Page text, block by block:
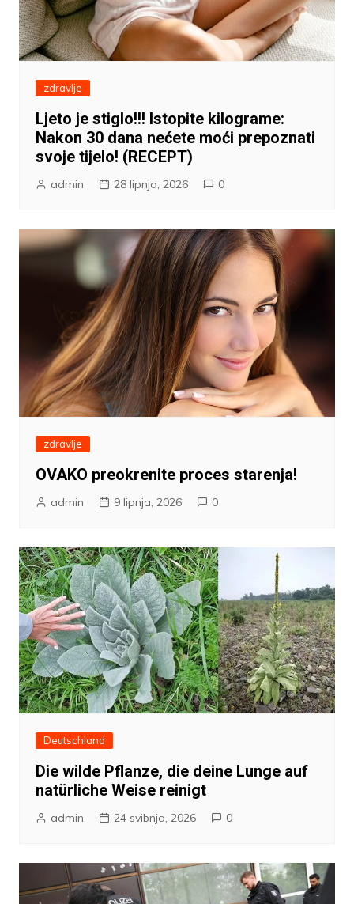
zdravlje
Ljeto je stiglo!!! Istopite kilograme:
Nakon 30 dana nećete moći prepoznati
svoje tijelo! (RECEPT)
admin 28 lipnja, 2026 0
zdravlje
OVAKO preokrenite proces starenja!
admin 9 lipnja, 2026 0
Deutschland
Die wilde Pflanze, die deine Lunge auf
natürliche Weise reinigt
admin 24 svibnja, 2026 0